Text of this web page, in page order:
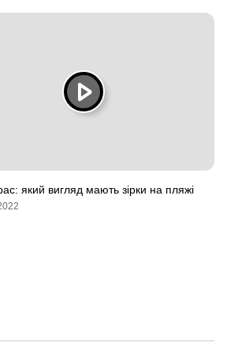
який вигляд мають зірки на пляжі